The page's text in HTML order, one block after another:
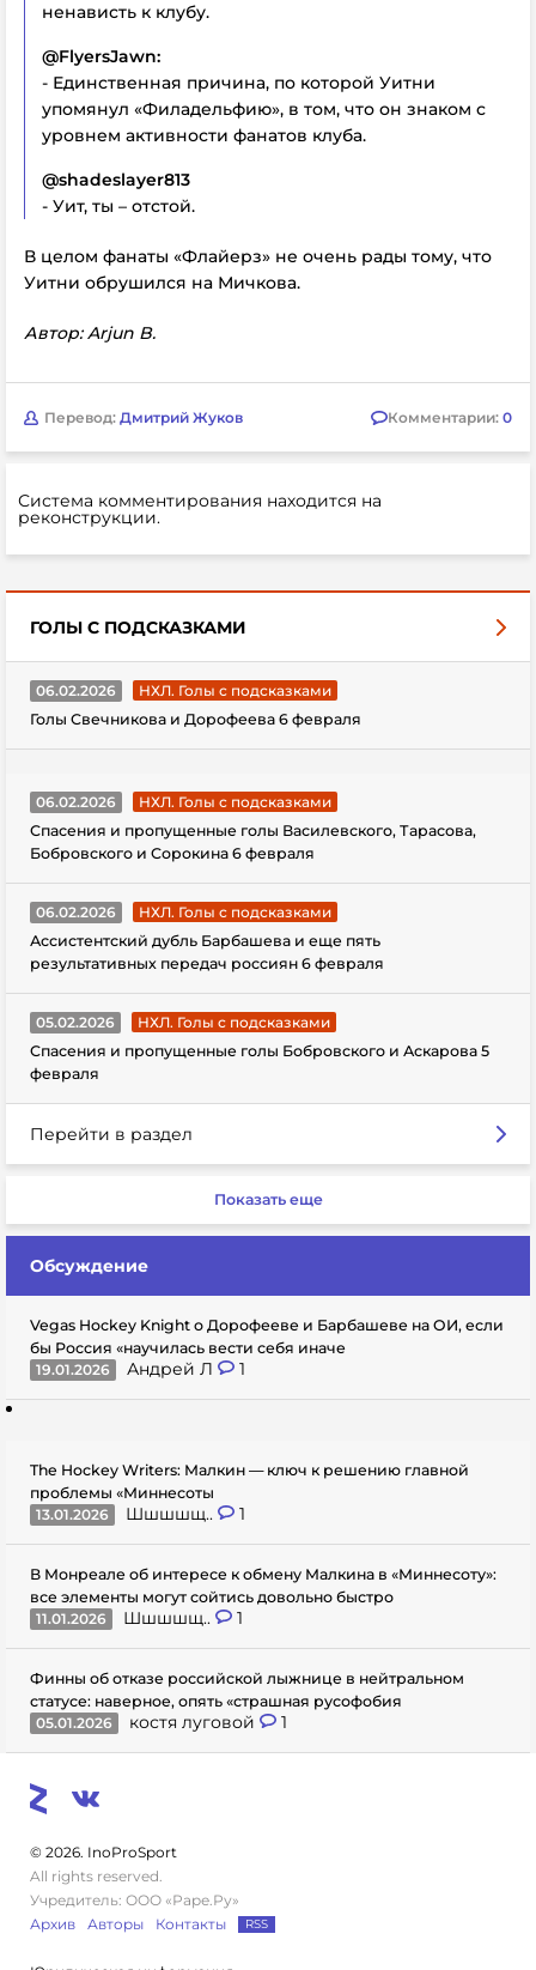
ненависть к клубу.
@FlyersJawn:
- Единственная причина, по которой Уитни
упомянул «Филадельфию», в том, что он знаком с
уровнем активности фанатов клуба.
@shadeslayer813
- Уит, ты – отстой.
В целом фанаты «Флайерз» не очень рады тому, что
Уитни обрушился на Мичкова.
Автор: Arjun B.
Перевод: Дмитрий Жуков Комментарии: 0
Система комментирования находится на
реконструкции.
ГОЛЫ С ПОДСКАЗКАМИ
06.02.2026
НХЛ. Голы с подсказками
Голы Свечникова и Дорофеева 6 февраля
06.02.2026
НХЛ. Голы с подсказками
Спасения и пропущенные голы Василевского, Тарасова,
Бобровского и Сорокина 6 февраля
06.02.2026
НХЛ. Голы с подсказками
Ассистентский дубль Барбашева и еще пять
результативных передач россиян 6 февраля
05.02.2026
НХЛ. Голы с подсказками
Спасения и пропущенные голы Бобровского и Аскарова 5
февраля
Перейти в раздел
Показать еще
Обсуждение
Vegas Hockey Knight о Дорофееве и Барбашеве на ОИ, если
бы Россия «научилась вести себя иначе
19.01.2026
Андрей Л 1
The Hockey Writers: Малкин — ключ к решению главной
проблемы «Миннесоты
13.01.2026
Шшшшщ.. 1
В Монреале об интересе к обмену Малкина в «Миннесоту»:
все элементы могут сойтись довольно быстро
11.01.2026
Шшшшщ.. 1
Финны об отказе российской лыжнице в нейтральном
статусе: наверное, опять «страшная русофобия
05.01.2026
костя луговой 1
© 2026. InoProSport
All rights reserved.
Учредитель: ООО «Раре.Ру»
Архив
Авторы Контакты RSS